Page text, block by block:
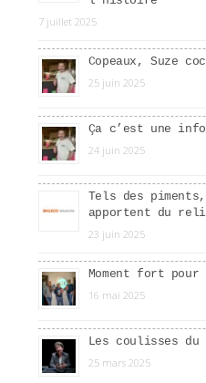
7 juillet 2025
Copeaux, Suze
25 juin 2025
Ça c’est une
24 juin 2025
Tels des
apportent du
23 juin 2025
Moment fort
16 mai 2025
Les coulisses du
25 mars 2025